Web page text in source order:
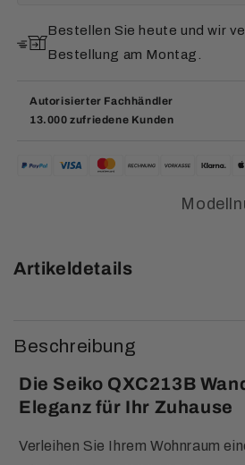
Bestellen Sie heute und wir
Bestellung am Montag.
Autorisierter Fachhändler
13.000 zufriedene Kunden
Artikeldetails
Beschreibung
Die Seiko QXC213B
Eleganz für Ihr Zuhause
Verleihen Sie Ihrem Wohnraum